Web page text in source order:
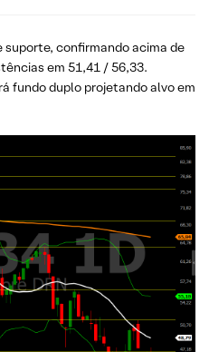
confirmando acima de
em 51,41 / 56,33.
fundo duplo projetando alvo em